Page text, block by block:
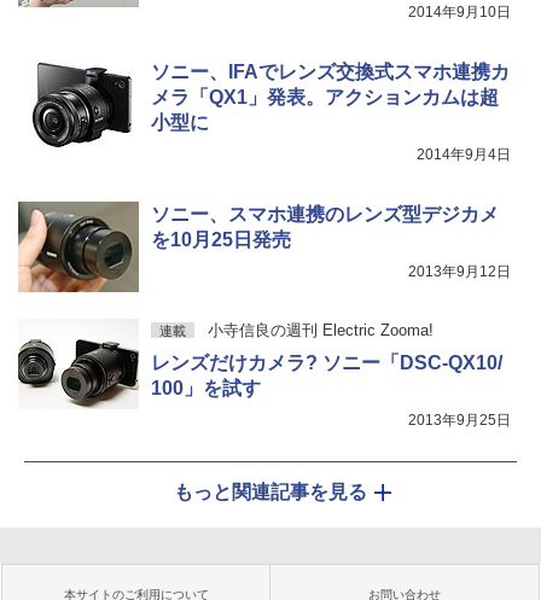
2014年9月10日
ソニー、IFAでレンズ交換式スマホ連携カ
メラ「QX1」発表。アクションカムは超
小型に
2014年9月4日
ソニー、スマホ連携のレンズ型デジカメ
を10月25日発売
2013年9月12日
連載 小寺信良の週刊 Electric Zooma!
レンズだけカメラ? ソニー「DSC-QX10/
100」を試す
2013年9月25日
もっと関連記事を見る
本サイトのご利用について お問い合わせ